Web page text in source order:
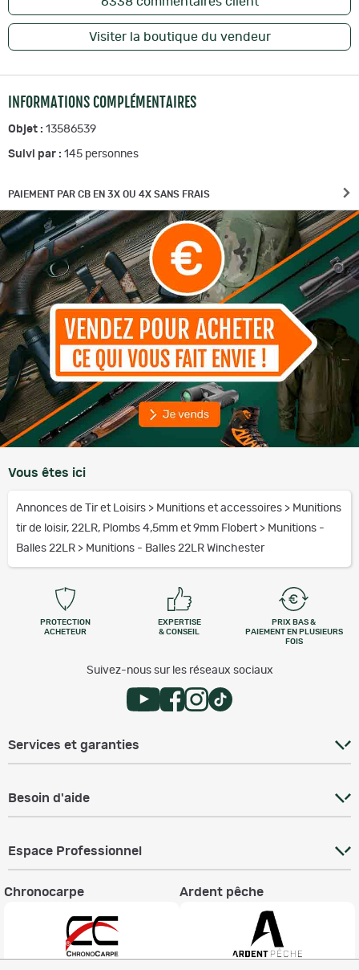
Visiter la boutique du vendeur
INFORMATIONS COMPLÉMENTAIRES
Objet : 13586539
Suivi par : 145 personnes
PAIEMENT PAR CB EN 3X OU 4X SANS FRAIS
Vous êtes ici
Annonces de Tir et Loisirs > Munitions et accessoires > Munitions
tir de loisir, 22LR, Plombs 4,5mm et 9mm Flobert > Munitions -
Balles 22LR > Munitions - Balles 22LR Winchester
PROTECTION
ACHETEUR
EXPERTISE
& CONSEIL
PRIX BAS &
PAIEMENT EN PLUSIEURS
FOIS
Suivez-nous sur les réseaux sociaux
Services et garanties
Besoin d'aide
Espace Professionnel
Chronocarpe Ardent pêche